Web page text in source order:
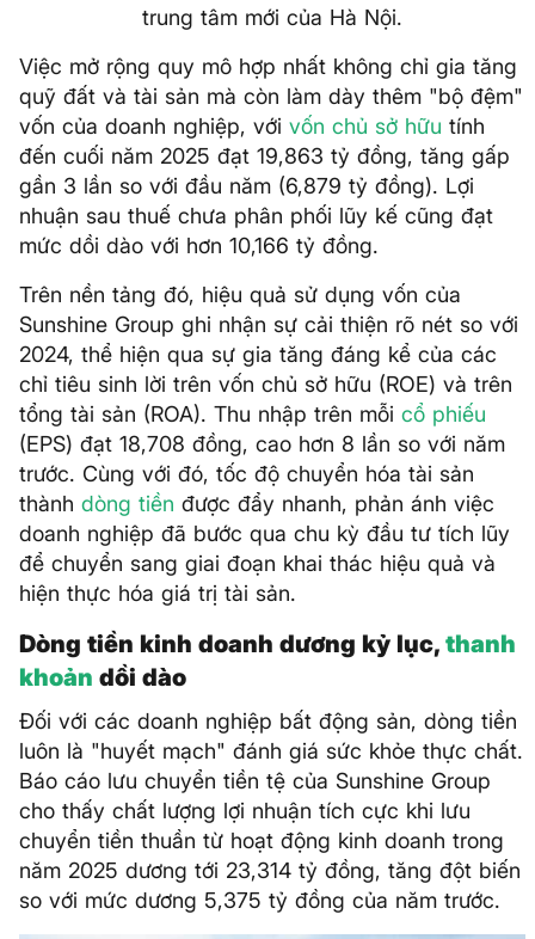
trung tâm mới của Hà Nội.
Việc mở rộng quy mô hợp nhất không chỉ gia tăng
quỹ đất và tài sản mà còn làm dày thêm "bộ đệm"
vốn của doanh nghiệp, với vốn chủ sở hữu tính
đến cuối năm 2025 đạt 19,863 tỷ đồng, tăng gấp
gần 3 lần so với đầu năm (6,879 tỷ đồng). Lợi
nhuận sau thuế chưa phân phối lũy kế cũng đạt
mức dồi dào với hơn 10,166 tỷ đồng.
Trên nền tảng đó, hiệu quả sử dụng vốn của
Sunshine Group ghi nhận sự cải thiện rõ nét so với
2024, thể hiện qua sự gia tăng đáng kể của các
chỉ tiêu sinh lời trên vốn chủ sở hữu (ROE) và trên
tổng tài sản (ROA). Thu nhập trên mỗi cổ phiếu
(EPS) đạt 18,708 đồng, cao hơn 8 lần so với năm
trước. Cùng với đó, tốc độ chuyển hóa tài sản
thành dòng tiền được đẩy nhanh, phản ánh việc
doanh nghiệp đã bước qua chu kỳ đầu tư tích lũy
để chuyển sang giai đoạn khai thác hiệu quả và
hiện thực hóa giá trị tài sản.
Dòng tiền kinh doanh dương kỷ lục, thanh
khoản dồi dào
Đối với các doanh nghiệp bất động sản, dòng tiền
luôn là "huyết mạch" đánh giá sức khỏe thực chất.
Báo cáo lưu chuyển tiền tệ của Sunshine Group
cho thấy chất lượng lợi nhuận tích cực khi lưu
chuyển tiền thuần từ hoạt động kinh doanh trong
năm 2025 dương tới 23,314 tỷ đồng, tăng đột biến
so với mức dương 5,375 tỷ đồng của năm trước.